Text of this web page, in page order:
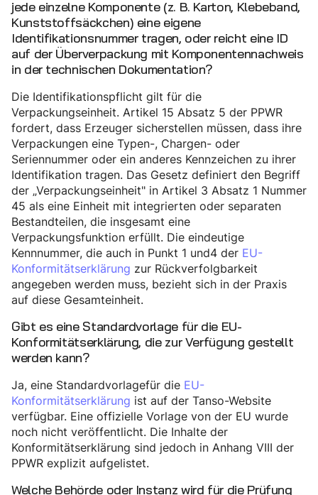
jede einzelne Komponente (z. B. Karton, Klebeband,
Kunststoffsäckchen) eine eigene
Identifikationsnummer tragen, oder reicht eine ID
auf der Überverpackung mit Komponentennachweis
in der technischen Dokumentation?
Die Identifikationspflicht gilt für die
Verpackungseinheit. Artikel 15 Absatz 5 der PPWR
fordert, dass Erzeuger sicherstellen müssen, dass ihre
Verpackungen eine Typen-, Chargen- oder
Seriennummer oder ein anderes Kennzeichen zu ihrer
Identifikation tragen. Das Gesetz definiert den Begriff
der „Verpackungseinheit" in Artikel 3 Absatz 1 Nummer
45 als eine Einheit mit integrierten oder separaten
Bestandteilen, die insgesamt eine
Verpackungsfunktion erfüllt. Die eindeutige
Kennnummer, die auch in Punkt 1 und4 der EU-
Konformitätserklärung zur Rückverfolgbarkeit
angegeben werden muss, bezieht sich in der Praxis
auf diese Gesamteinheit.
Gibt es eine Standardvorlage für die EU-
Konformitätserklärung, die zur Verfügung gestellt
werden kann?
Ja, eine Standardvorlagefür die EU-
Konformitätserklärung ist auf der Tanso-Website
verfügbar. Eine offizielle Vorlage von der EU wurde
noch nicht veröffentlicht. Die Inhalte der
Konformitätserklärung sind jedoch in Anhang VIII der
PPWR explizit aufgelistet.
Welche Behörde oder Instanz wird für die Prüfung